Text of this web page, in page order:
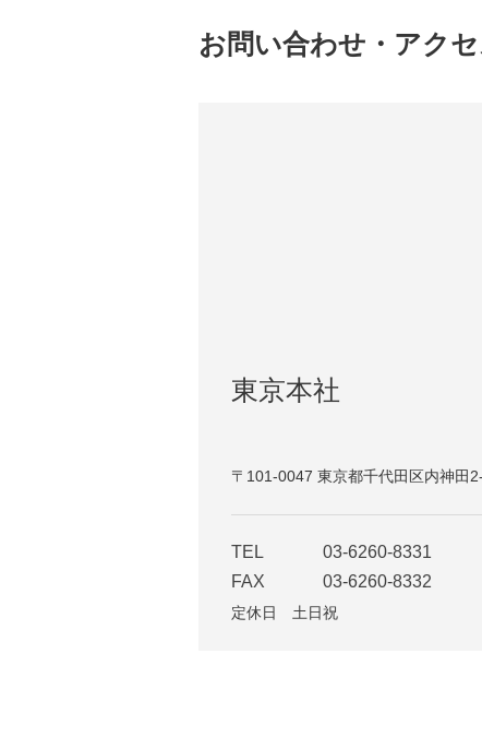
お問い合わせ・アクセ
東京本社
〒101-0047 東京都千代田区内神田
TEL 03-6260-8331
FAX
03-6260-8332
定休日 土日祝